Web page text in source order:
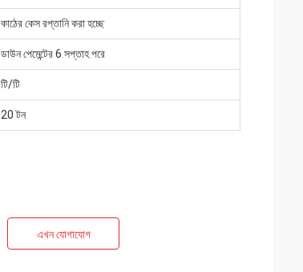
কাঠের কেস রপ্তানি করা হচ্ছে
ডাউন পেমেন্টের 6 সপ্তাহ পরে
টি/টি
20 টন
এখন যোগাযোগ